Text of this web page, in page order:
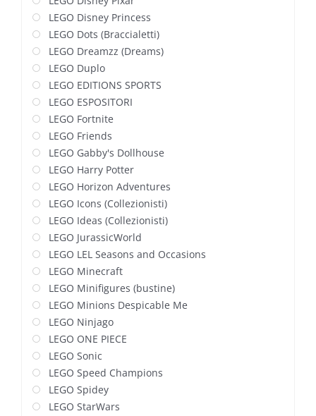
LEGO Disney Princess
LEGO Dots (Braccialetti)
LEGO Dreamzz (Dreams)
LEGO Duplo
LEGO EDITIONS SPORTS
LEGO ESPOSITORI
LEGO Fortnite
LEGO Friends
LEGO Gabby's Dollhouse
LEGO Harry Potter
LEGO Horizon Adventures
LEGO Icons (Collezionisti)
LEGO Ideas (Collezionisti)
LEGO JurassicWorld
LEGO LEL Seasons and Occasions
LEGO Minecraft
LEGO Minifigures (bustine)
LEGO Minions Despicable Me
LEGO Ninjago
LEGO ONE PIECE
LEGO Sonic
LEGO Speed Champions
LEGO Spidey
LEGO StarWars